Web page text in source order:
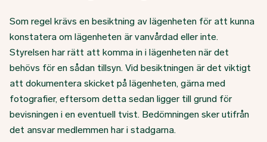
Som regel krävs en besiktning av lägenheten för att kunna
konstatera om lägenheten är vanvårdad eller inte.
Styrelsen har rätt att komma in i lägenheten när det
behövs för en sådan tillsyn. Vid besiktningen är det viktigt
att dokumentera skicket på lägenheten, gärna med
fotografier, eftersom detta sedan ligger till grund för
bevisningen i en eventuell tvist. Bedömningen sker utifrån
det ansvar medlemmen har i stadgarna.